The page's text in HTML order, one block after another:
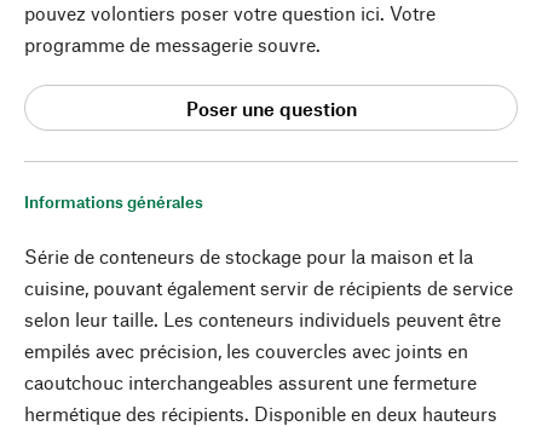
Informations générales
Série de conteneurs de stockage pour la maison et la
cuisine, pouvant également servir de récipients de service
selon leur taille. Les conteneurs individuels peuvent être
empilés avec précision, les couvercles avec joints en
caoutchouc interchangeables assurent une fermeture
hermétique des récipients. Disponible en deux hauteurs
pouvez volontiers poser votre question ici. Votre
programme de messagerie souvre.
Poser une question